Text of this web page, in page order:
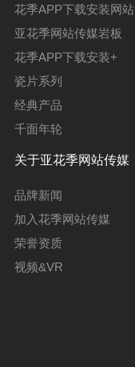
花季APP下载安装网站
亚花季网站传媒岩板
花季APP下载安装+
瓷片系列
经典产品
千面年轮
关于亚花季网站传媒
品牌新闻
加入花季网站传媒
荣誉资质
视频&VR